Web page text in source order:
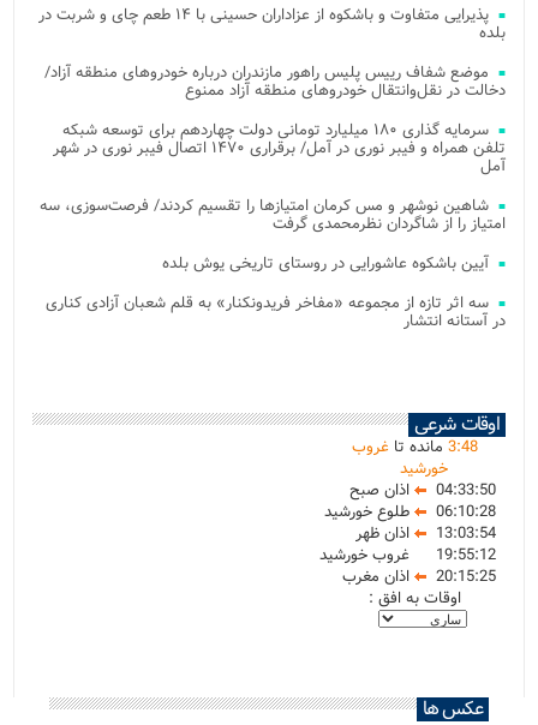
پذیرایی متفاوت و باشکوه از عزاداران حسینی با ۱۴ طعم چای و شربت در
بلده
موضع شفاف رییس پلیس راهور مازندران درباره خودروهای منطقه آزاد/
دخالت در نقل‌وانتقال خودروهای منطقه آزاد ممنوع
سرمایه گذاری ۱۸۰ میلیارد تومانی دولت چهاردهم برای توسعه شبکه
تلفن همراه و فیبر نوری در آمل/ برقراری ۱۴۷۰ اتصال فیبر نوری در شهر
آمل
شاهین نوشهر و مس کرمان امتیازها را تقسیم کردند/ فرصت‌سوزی، سه
امتیاز را از شاگردان نظرمحمدی گرفت
آیین باشکوه عاشورایی در روستای تاریخی یوش بلده
سه اثر تازه از مجموعه «مفاخر فریدونکنار» به قلم شعبان آزادی کناری
در آستانه انتشار
اوقات شرعی
3:48 مانده تاغروب
خورشید
04:33:50
اذان صبح
06:10:28
طلوع خورشید
13:03:54
اذان ظهر
19:55:12
غروب خورشید
20:15:25
اذان مغرب
اوقات به افق :
عکس ها